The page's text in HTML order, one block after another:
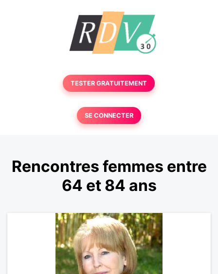
TESTER GRATUITEMENT
SE CONNECTER
Rencontres femmes entre
64 et 84 ans